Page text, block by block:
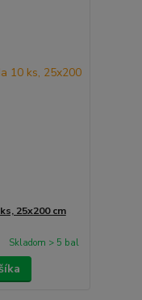
25x200 cm
Skladom > 5 bal